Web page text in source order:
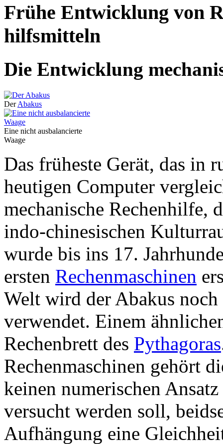
Frühe Entwicklung von
hilfsmitteln
Die Entwicklung
DerAbakus
Eine nicht ausbalancierte
Waage
Das früheste Gerät, das in
heutigen Computer
mechanische Rechenhilfe,
indo-chinesischen
wurde bis ins 17.
ersten Rechenmaschinen
Welt wird der Abakus
verwendet. Einem
Rechenbrett des Pythagoras
Rechenmaschinen gehört
keinen numerischen
versucht werden soll,
Aufhängung eine